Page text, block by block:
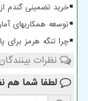
خرید تضمینی گندم از ۷ و پنج دهم میلیون تن گذشت
توسعه همکاریهای
چرا تنگه هرمز برای
نظرات
لطفا شما هم